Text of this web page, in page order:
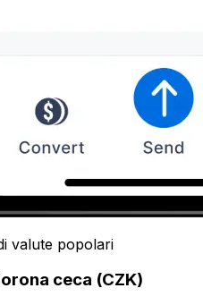
valute popolari
ceca (CZK)